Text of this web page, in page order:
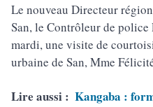
Le nouveau Directeur
San, le Contrôleur de
mardi, une visite de
urbaine de San, Mme
Lire aussi : Kangaba :